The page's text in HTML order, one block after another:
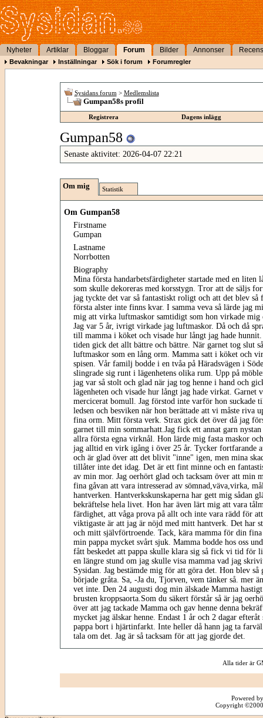
Nyheter Artiklar Bloggar Forum Bilder Annonser
Bevakningar Inställningar Sök i forum Forumregler
Sysidans forum > Medlemslista
Gumpan58s profil
Registrera Dagens inlägg
Gumpan58
Senaste aktivitet: 2026-04-07 22:21
Om mig Statistik
Om Gumpan58
Firstname
Gumpan
Lastname
Norrbotten
Biography
Mina första handarbetsfärdigheter startade med en liten
som skulle dekoreras med korsstygn. Tror att de säljs
jag tyckte det var så fantastiskt roligt och att det blev så
första alster inte finns kvar. I samma veva så lärde jag
mig att virka luftmaskor samtidigt som hon virkade mig
Jag var 5 år, ivrigt virkade jag luftmaskor. Då och då
till mamma i köket och visade hur långt jag hade
tiden gick det allt bättre och bättre. När garnet tog slut
luftmaskor som en lång orm. Mamma satt i köket och
spisen. Vår familj bodde i en tvåa på Häradsvägen i
slingrade sig runt i lägenhetens olika rum. Upp på
jag var så stolt och glad när jag tog henne i hand och
lägenheten och visade hur långt jag hade virkat. Garnet
mercicerat bomull. Jag förstod inte varför hon suckade
ledsen och besviken när hon berättade att vi måste riva
fina orm. Mitt första verk. Strax gick det över då jag
garnet till min sommarhatt.Jag fick ett annat garn
allra första egna virknål. Hon lärde mig fasta maskor
jag alltid en virk igång i över 25 år. Tycker fortfarande
och är glad över att det blivit "inne" igen, men mina
tillåter inte det idag. Det är ett fint minne och en
av min mor. Jag oerhört glad och tacksam över att min
fina gåvan att vara intresserad av sömnad,väva,virka,
hantverken. Hantverkskunskaperna har gett mig sådan
bekräftelse hela livet. Hon har även lärt mig att vara
färdighet, att våga prova på allt och inte vara rädd för
viktigaste är att jag är nöjd med mitt hantverk. Det har
och mitt självförtroende. Tack, kära mamma för din fina
min pappa mycket svårt sjuk. Mamma bodde hos oss
fått beskedet att pappa skulle klara sig så fick vi tid för
en längre stund om jag skulle visa mamma vad jag
Sysidan. Jag bestämde mig för att göra det. Hon blev
började gråta. Sa, -Ja du, Tjorven, vem tänker så. mer
vet inte. Den 24 augusti dog min älskade Mamma
brusten kroppsaorta.Som du säkert förstår så är jag
över att jag tackade Mamma och gav henne denna
mycket jag älskar henne. Endast 1 år och 2 dagar efteråt
pappa bort i hjärtinfarkt. Inte heller då hann jag ta
tala om det. Jag är så tacksam för att jag gjorde det.
Alla tider är
Powered
Copyright